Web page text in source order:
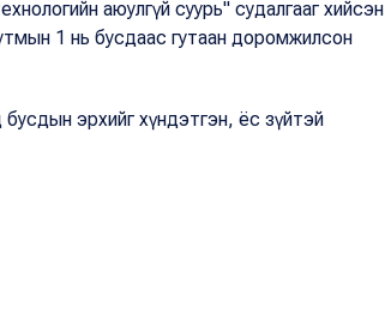
аюулгүй суурь" судалгааг хийсэн
1 нь бусдаас гутаан доромжилсон
бусдын эрхийг хүндэтгэн, ёс зүйтэй